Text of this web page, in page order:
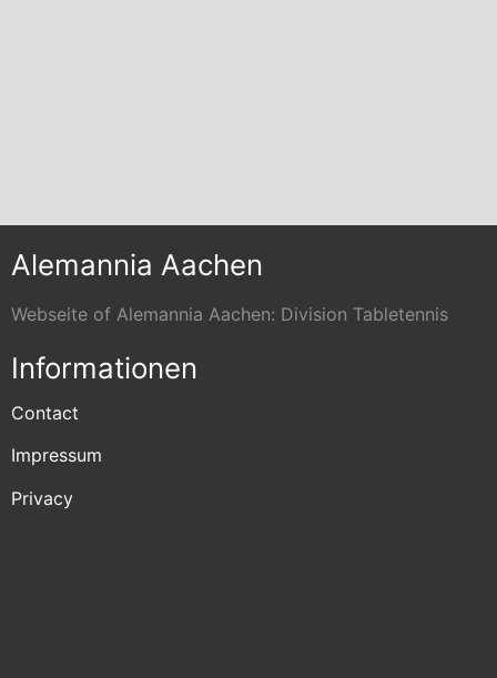
Alemannia Aachen
Webseite of Alemannia Aachen: Division Tabletennis
Informationen
Contact
Impressum
Privacy